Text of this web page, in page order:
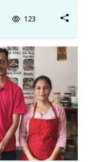
123